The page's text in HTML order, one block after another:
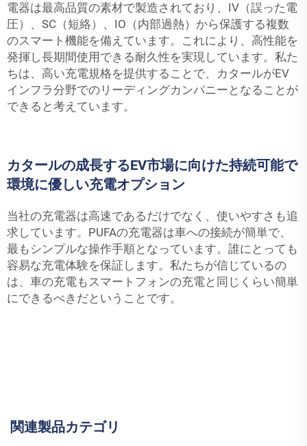
電器は最高品質の素材で製造されており、IV（誤った電
圧）、SC（短絡）、IO（内部過熱）から保護する複数
のスマート機能を備えています。これにより、高性能を
発揮し長期間使用できる耐久性を実現しています。私た
ちは、高い充電規格を提供することで、カタールがEV
インフラ分野でのリーディングカンパニーとなることが
できると考えています。
カタールの成長するEV市場に向けた持続可能で
環境に優しい充電オプション
当社の充電器は高速であるだけでなく、使いやすさも追
求しています。PUFAの充電器は車への接続が簡単で、
最もシンプルな操作手順となっています。誰にとっても
容易な充電体験を保証します。私たちが信じているの
は、車の充電もスマートフォンの充電と同じくらい簡単
にできるべきだということです。
関連製品カテゴリ